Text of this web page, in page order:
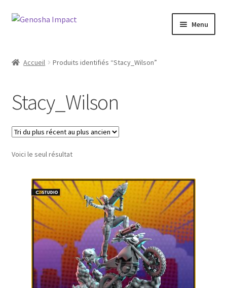
Aller
navigation
Aller
Menu
Checkout
My account
Shop
Wishlist
Accueil Produits identifiés “Stacy_Wilson”
Stacy_Wilson
Voici le seul résultat